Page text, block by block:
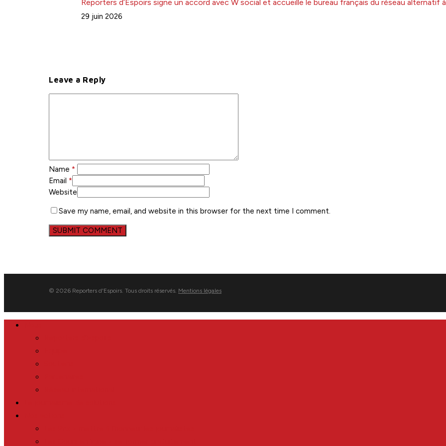
Reporters d’Espoirs signe un accord avec W social et accueille le bureau français du réseau alternatif
29 juin 2026
Leave a Reply
Name *
Email *
Website
Save my name, email, and website in this browser for the next time I comment.
© 2026 Reporters d'Espoirs. Tous droits réservés. Mentions légales
Close